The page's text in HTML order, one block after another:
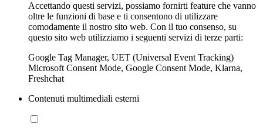
Accettando questi servizi, possiamo fornirti feature che vanno
oltre le funzioni di base e ti consentono di utilizzare
comodamente il nostro sito web. Con il tuo consenso, su
questo sito web utilizziamo i seguenti servizi di terze parti:
Google Tag Manager, UET (Universal Event Tracking)
Microsoft Consent Mode, Google Consent Mode, Klarna,
Freshchat
Contenuti multimediali esterni